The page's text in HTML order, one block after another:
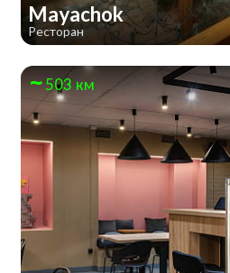
Mayachok
Ресторан
503 км